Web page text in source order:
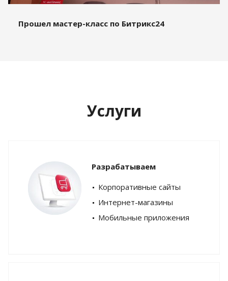
Прошел мастер-класс по Битрикс24
Услуги
Разрабатываем
Корпоративные сайты
Интернет-магазины
Мобильные приложения